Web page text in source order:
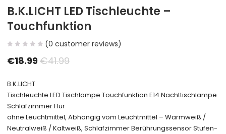
B.K.LICHT LED Tischleuchte –
Touchfunktion
(0 customer reviews)
€18.99€41.99
B.K.LICHT
Tischleuchte LED Tischlampe Touchfunktion E14 Nachttischlampe
Schlafzimmer Flur
ohne Leuchtmittel, Abhängig vom Leuchtmittel – Warmweiß /
Neutralweiß / Kaltweiß, Schlafzimmer Berührungssensor Stufen-